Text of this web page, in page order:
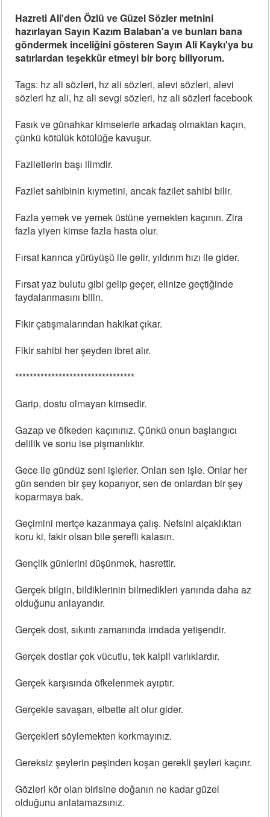
Hazreti Ali'den Özlü ve Güzel Sözler metnini
hazırlayan Sayın Kazım Balaban'a ve bunları bana
göndermek inceliğini gösteren Sayın Ali Kaykı'ya bu
satırlardan teşekkür etmeyi bir borç biliyorum.
Tags: hz ali sözleri, hz ali sözleri, alevi sözleri, alevi
sözleri hz ali, hz ali sevgi sözleri, hz ali sözleri facebook
Fasık ve günahkar kimselerle arkadaş olmaktan kaçın,
çünkü kötülük kötülüğe kavuşur.
Faziletlerin başı ilimdir.
Fazilet sahibinin kıymetini, ancak fazilet sahibi bilir.
Fazla yemek ve yemek üstüne yemekten kaçının. Zira
fazla yiyen kimse fazla hasta olur.
Fırsat karınca yürüyüşü ile gelir, yıldırım hızı ile gider.
Fırsat yaz bulutu gibi gelip geçer, elinize geçtiğinde
faydalanmasını bilin.
Fikir çatışmalarından hakikat çıkar.
Fikir sahibi her şeyden ibret alır.
*********************************
Garip, dostu olmayan kimsedir.
Gazap ve öfkeden kaçınınız. Çünkü onun başlangıcı
delilik ve sonu ise pişmanlıktır.
Gece ile gündüz seni işlerler. Onları sen işle. Onlar her
gün senden bir şey koparıyor, sen de onlardan bir şey
koparmaya bak.
Geçimini mertçe kazanmaya çalış. Nefsini alçaklıktan
koru ki, fakir olsan bile şerefli kalasın.
Gençlik günlerini düşünmek, hasrettir.
Gerçek bilgin, bildiklerinin bilmedikleri yanında daha az
olduğunu anlayandır.
Gerçek dost, sıkıntı zamanında imdada yetişendir.
Gerçek dostlar çok vücutlu, tek kalpli varlıklardır.
Gerçek karşısında öfkelenmek ayıptır.
Gerçekle savaşan, elbette alt olur gider.
Gerçekleri söylemekten korkmayınız.
Gereksiz şeylerin peşinden koşan gerekli şeyleri kaçırır.
Gözleri kör olan birisine doğanın ne kadar güzel
olduğunu anlatamazsınız.